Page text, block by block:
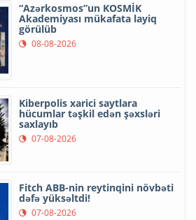
“Azərkosmos”un KOSMİK
Akademiyası mükafata layiq
görülüb
08-08-2026
Kiberpolis xarici saytlara
hücumlar təşkil edən şəxsləri
saxlayıb
07-08-2026
Fitch ABB-nin reytinqini növbəti
dəfə yüksəltdi!
07-08-2026